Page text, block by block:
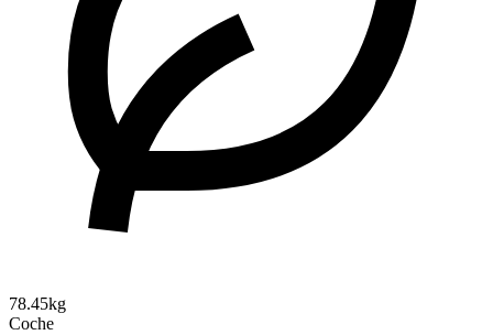
78.45kg
Coche